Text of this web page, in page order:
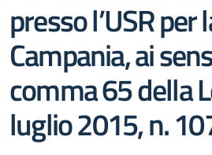
presso l’USR per
Campania, ai
comma 65 della
luglio 2015, n.